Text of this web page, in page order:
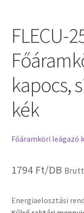
FLECU-
kapocs,
kék
Főáramköri leágazó
1794 Ft/DB
Energiaelosztási